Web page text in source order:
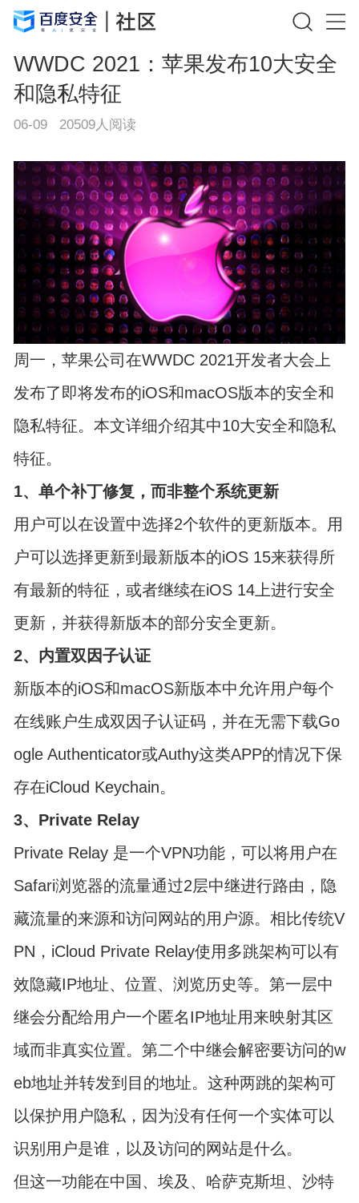
WWDC 2021：苹果发布10大安全
和隐私特征
06-09 20509人阅读
周一，苹果公司在WWDC 2021开发者大会上
发布了即将发布的iOS和macOS版本的安全和
隐私特征。本文详细介绍其中10大安全和隐私
特征。
1、单个补丁修复，而非整个系统更新
用户可以在设置中选择2个软件的更新版本。用
户可以选择更新到最新版本的iOS 15来获得所
有最新的特征，或者继续在iOS 14上进行安全
更新，并获得新版本的部分安全更新。
2、内置双因子认证
新版本的iOS和macOS新版本中允许用户每个
在线账户生成双因子认证码，并在无需下载Go
ogle Authenticator或Authy这类APP的情况下保
存在iCloud Keychain。
3、Private Relay
Private Relay 是一个VPN功能，可以将用户在
Safari浏览器的流量通过2层中继进行路由，隐
藏流量的来源和访问网站的用户源。相比传统V
PN，iCloud Private Relay使用多跳架构可以有
效隐藏IP地址、位置、浏览历史等。第一层中
继会分配给用户一个匿名IP地址用来映射其区
域而非真实位置。第二个中继会解密要访问的w
eb地址并转发到目的地址。这种两跳的架构可
以保护用户隐私，因为没有任何一个实体可以
识别用户是谁，以及访问的网站是什么。
但这一功能在中国、埃及、哈萨克斯坦、沙特